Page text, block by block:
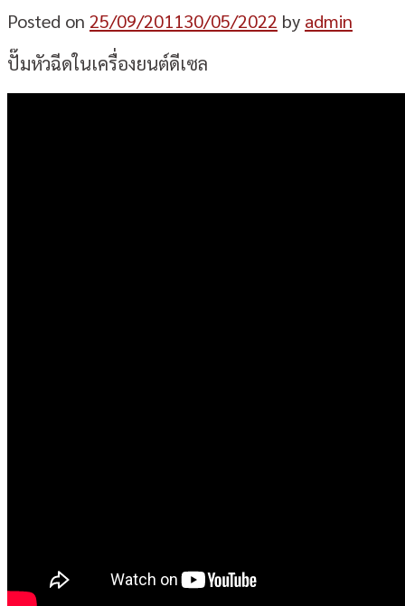
Posted on 25/09/201130/05/2022 by admin
ปั๊มหัวฉีดในเครื่องยนต์ดีเซล